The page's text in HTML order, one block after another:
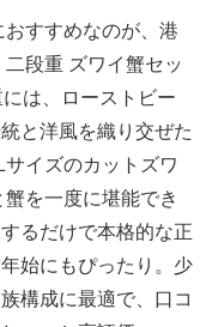
すすめなのが、港
段重 ズワイ蟹セッ
は、ローストビー
と洋風を織り交ぜた
イズのカットズワ
を一度に堪能でき
るだけで本格的な正
始にもぴったり。少
構成に最適で、口コ